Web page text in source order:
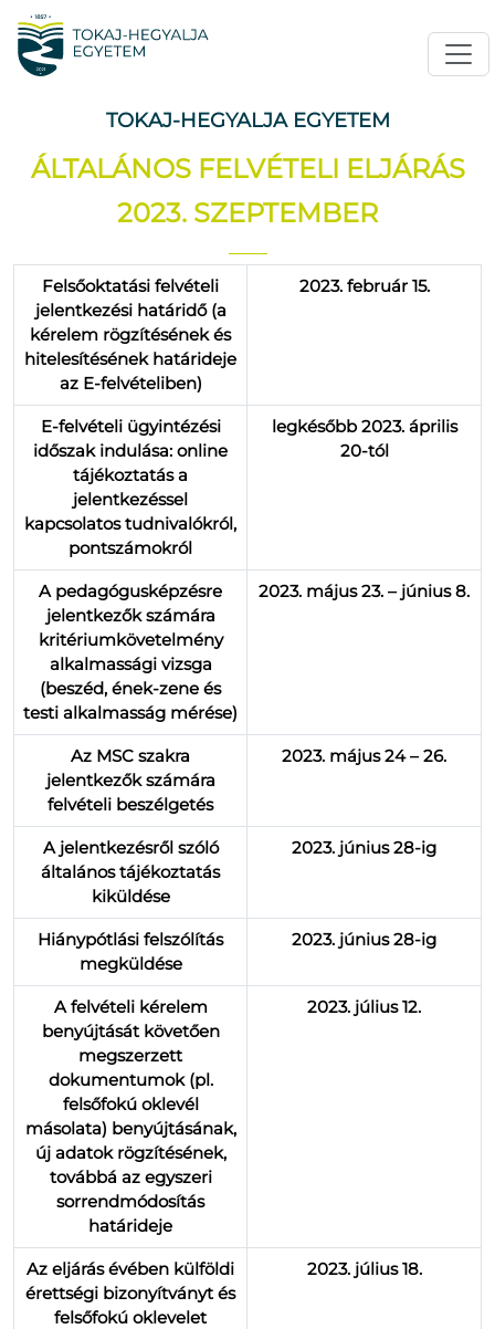
TOKAJ-HEGYALJA EGYETEM
ÁLTALÁNOS FELVÉTELI ELJÁRÁS
2023. SZEPTEMBER
Felsőoktatási felvételi
jelentkezési határidő (a
kérelem rögzítésének és
hitelesítésének határideje
az E-felvételiben)
2023. február 15.
E-felvételi ügyintézési
időszak indulása: online
tájékoztatás a
jelentkezéssel
kapcsolatos tudnivalókról,
pontszámokról
legkésőbb 2023. április
20-tól
A pedagógusképzésre
jelentkezők számára
kritériumkövetelmény
alkalmassági vizsga
(beszéd, ének-zene és
testi alkalmasság mérése)
2023. május 23. – június 8.
Az MSC szakra
jelentkezők számára
felvételi beszélgetés
2023. május 24 – 26.
A jelentkezésről szóló
általános tájékoztatás
kiküldése
2023. június 28-ig
Hiánypótlási felszólítás
megküldése
2023. június 28-ig
A felvételi kérelem
benyújtását követően
megszerzett
dokumentumok (pl.
felsőfokú oklevél
másolata) benyújtásának,
új adatok rögzítésének,
továbbá az egyszeri
sorrendmódosítás
határideje
2023. július 12.
Az eljárás évében külföldi
érettségi bizonyítványt és
felsőfokú oklevelet
2023. július 18.